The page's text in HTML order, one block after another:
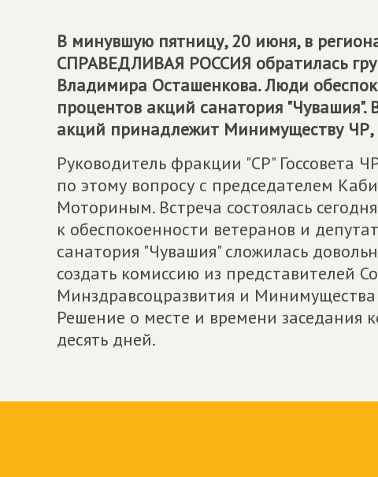
В минувшую пятницу, 20 июня, в
СПРАВЕДЛИВАЯ РОССИЯ обратилась
Владимира Осташенкова. Люди
процентов акций санатория
акций принадлежит Минимуществу ЧР,
Руководитель фракции "СР" Госсовета
по этому вопросу с председателем
Моториным. Встреча состоялась
к обеспокоенности ветеранов и
санатория "Чувашия" сложилась
создать комиссию из представителей
Минздравсоцразвития и
Решение о месте и времени заседания
десять дней.